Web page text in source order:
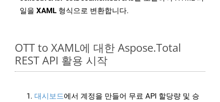
일을 XAML 형식으로 변환합니다.
OTT to XAML에 대한 Aspose.Total
REST API 활용 시작
대시보드에서 계정을 만들어 무료 API 할당량 및 승